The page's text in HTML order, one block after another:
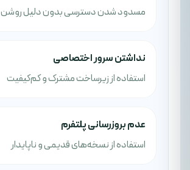
مسدود شدن دسترسی بدون دلیل روشن
نداشتن سرور اختصاصی
استفاده از زیرساخت مشترک و کم‌کیفیت
عدم بروزرسانی پلتفرم
استفاده از نسخه‌های قدیمی و ناپایدار